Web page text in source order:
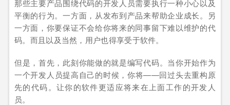
那些主要产品围绕代码的开发人员需要执行一种小心以及
平衡的行为。一方面，从发布到产品来帮助企业成长。另
一方面，你要保证不会给你将来的同事留下难以维护的代
码。而且以及当然，用户也得享受于软件。
但是，首先，此刻你能做的就是编写代码。当你开始作为
一个开发人员提高自己的时候，你将——回过头去重构原
先的代码。让你的软件更适应将来在上面工作的开发人
员。